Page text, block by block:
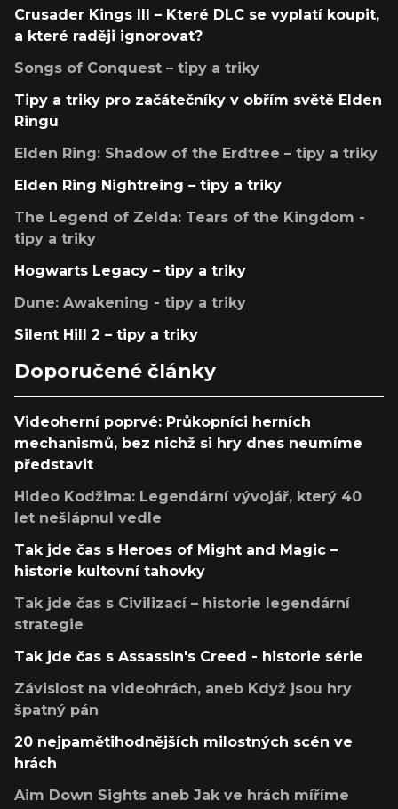
Crusader Kings III – Které DLC se vyplatí koupit,
a které raději ignorovat?
Songs of Conquest – tipy a triky
Tipy a triky pro začátečníky v obřím světě Elden
Ringu
Elden Ring: Shadow of the Erdtree – tipy a triky
Elden Ring Nightreing – tipy a triky
The Legend of Zelda: Tears of the Kingdom -
tipy a triky
Hogwarts Legacy – tipy a triky
Dune: Awakening - tipy a triky
Silent Hill 2 – tipy a triky
Doporučené články
Videoherní poprvé: Průkopníci herních
mechanismů, bez nichž si hry dnes neumíme
představit
Hideo Kodžima: Legendární vývojář, který 40
let nešlápnul vedle
Tak jde čas s Heroes of Might and Magic –
historie kultovní tahovky
Tak jde čas s Civilizací – historie legendární
strategie
Tak jde čas s Assassin's Creed - historie série
Závislost na videohrách, aneb Když jsou hry
špatný pán
20 nejpamětihodnějších milostných scén ve
hrách
Aim Down Sights aneb Jak ve hrách míříme